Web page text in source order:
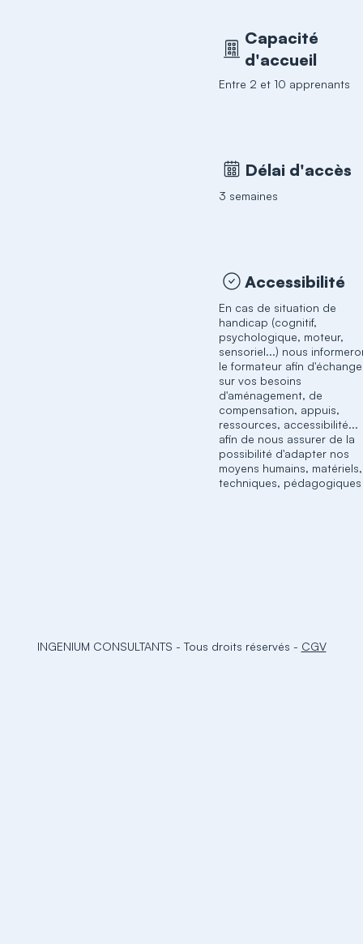
Capacité
d'accueil
Entre 2 et 10 apprenants
Délai d'accès
3 semaines
Accessibilité
En cas de situation de
handicap (cognitif,
psychologique, moteur,
sensoriel...) nous
le formateur afin
sur vos besoins
d'aménagement, de
compensation, appuis,
ressources, accessibilité...
afin de nous assurer de la
possibilité d'adapter nos
moyens humains, matériels,
techniques, pédagogiques
INGENIUM CONSULTANTS - Tous droits réservés - CGV